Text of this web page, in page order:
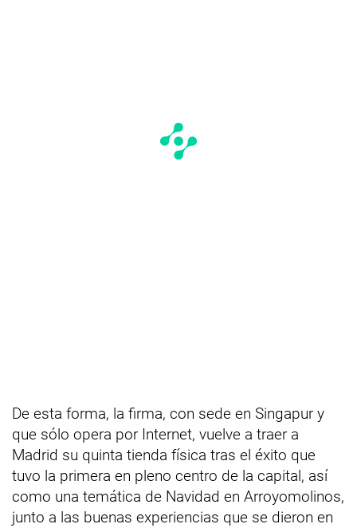
De esta forma, la firma, con sede en Singapur y
que sólo opera por Internet, vuelve a traer a
Madrid su quinta tienda física tras el éxito que
tuvo la primera en pleno centro de la capital, así
como una temática de Navidad en Arroyomolinos,
junto a las buenas experiencias que se dieron en